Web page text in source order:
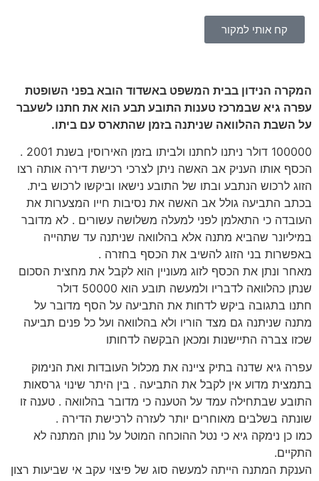
קח אותי למקור
המקרה הנידון בבית המשפט באשדוד הובא בפני השופטת
עפרה גיא שבמרכז טענות התובע תבע הוא את חתנו לשעבר
על השבת ההלוואה שניתנה בזמן שהתארס עם ביתו.
100000 דולר ניתנו לחתנו ולביתו בזמן האירוסין בשנת 2001 .
הכסף אותו העניק אב האשה ניתן לצרכי רכישת דירה אותה רצו
הזוג לרכוש הנתבע ובתו של התובע נישאו וביקשו לרכוש בית.
בכתב התביעה גולל אב האשה את נסיבות חייו המצערות את
העובדה כי התאלמן לפני למעלה משלושה עשורים . לא מדובר
במיליונר שהביא מתנה אלא בהלוואה שניתנה עד שתהייה
באפשרות בני הזוג להשיב את הכסף בחזרה .
מאחר ונתן את הכסף לזוג מעוניין הוא לקבל את מחצית הסכום
שנתן כהלוואה לדבריו ולמעשה תובע הוא 50000 דולר
חתנו בתגובה ביקש לדחות את התביעה על הסף מדובר על
מתנה שניתנה גם מצד הוריו ולא בהלוואה ועל כל פנים תביעה
שכזו צברה התיישנות ומכאן הבקשה לדחותו
עפרה גיא שדנה בתיק ציינה את מכלול העובדות ואת הנימוק
בתמצית מדוע אין לקבל את התביעה . בין היתר שינוי גרסאות
התובע שבתחילה עמד על הטענה כי מדובר בהלוואה . טענה זו
שונתה בשלבים מאוחרים יותר לעזרה לרכישת הדירה .
כמו כן נימקה גיא כי נטל ההוכחה המוטל על נותן המתנה לא
התקיים.
הענקת המתנה הייתה למעשה סוג של פיצוי עקב אי שביעות רצון